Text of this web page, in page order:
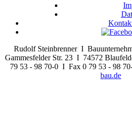
Rudolf Steinbrenner I
Gammesfelder Str. 23 I 74572
79 53 - 98 70-0 I Fax 0 79 53 - 98
bau.de